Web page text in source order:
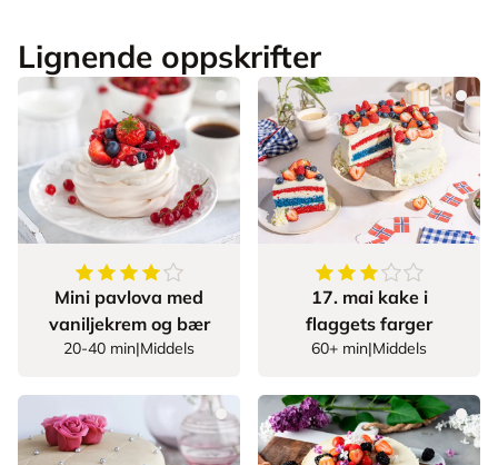
Lignende oppskrifter
4.294117647058823
stjerner
Mini pavlova med
vaniljekrem og bær
20-40 min|Middels
3.420289855072464
17. mai kake i
flaggets farger
60+ min|Middels